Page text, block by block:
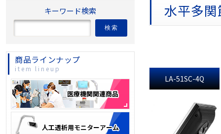
水平多
LA-51SC-4Q
キーワード検索
検索
商品ラインナップ
item lineup